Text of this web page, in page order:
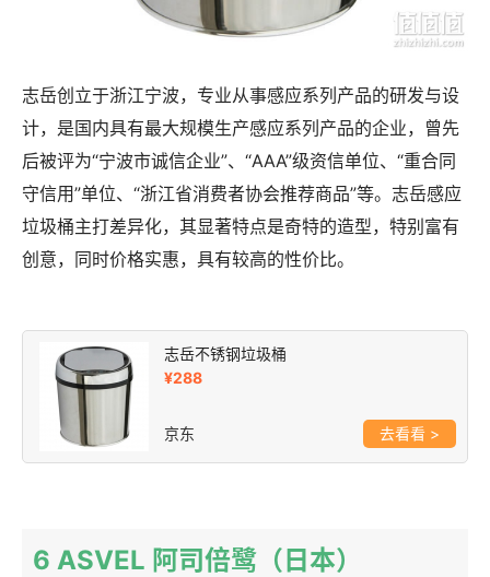
志岳创立于浙江宁波，专业从事感应系列产品的研发与设
计，是国内具有最大规模生产感应系列产品的企业，曾先
后被评为“宁波市诚信企业”、“AAA”级资信单位、“重合同
守信用”单位、“浙江省消费者协会推荐商品”等。志岳感应
垃圾桶主打差异化，其显著特点是奇特的造型，特别富有
创意，同时价格实惠，具有较高的性价比。
志岳不锈钢垃圾桶
¥288
京东 >
6 ASVEL 阿司倍鹭（日本）